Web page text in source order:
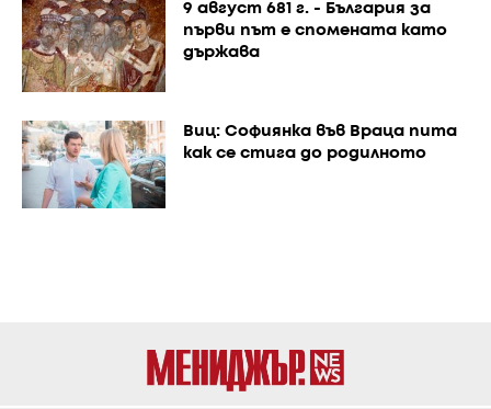
9 август 681 г. - България за
първи път е спомената като
държава
Виц: Софиянка във Враца пита
как се стига до родилното